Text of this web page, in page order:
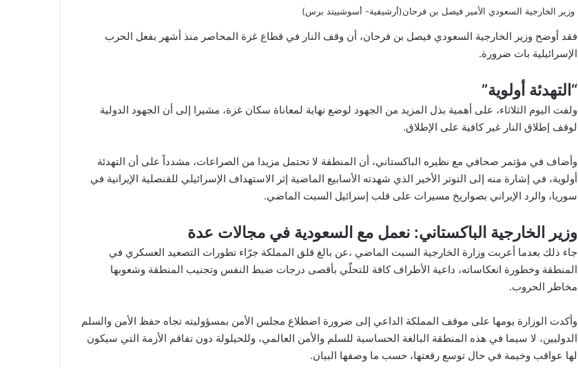
وزير الخارجية السعودي الأمير فيصل بن فرحان(أرشيفية- أسوشييتد برس)
فقد أوضح وزير الخارجية السعودي فيصل بن فرحان، أن وقف النار في قطاع غزة المحاصر منذ أشهر بفعل الحرب
الإسرائيلية بات ضرورة.
“التهدئة أولوية”
ولفت اليوم الثلاثاء، على أهمية بذل المزيد من الجهود لوضع نهاية لمعاناة سكان غزة، مشيرا إلى أن الجهود الدولية
لوقف إطلاق النار غير كافية على الإطلاق.
وأضاف في مؤتمر صحافي مع نظيره الباكستاني، أن المنطقة لا تحتمل مزيدا من الصراعات، مشدداً على أن التهدئة
أولوية، في إشارة منه إلى التوتر الأخير الذي شهدته الأسابيع الماضية إثر الاستهداف الإسرائيلي للقنصلية الإيرانية في
سوريا، والرد الإيراني بصواريخ مسيرات على قلب إسرائيل السبت الماضي.
وزير الخارجية الباكستاني: نعمل مع السعودية في مجالات عدة
جاء ذلك بعدما أعربت وزارة الخارجية السبت الماضي ،عن بالغ قلق المملكة جرّاء تطورات التصعيد العسكري في
المنطقة وخطورة انعكاساته، داعية الأطراف كافة للتحلّي بأقصى درجات ضبط النفس وتجنيب المنطقة وشعوبها
مخاطر الحروب.
وأكدت الوزارة يومها على موقف المملكة الداعي إلى ضرورة اضطلاع مجلس الأمن بمسؤوليته تجاه حفظ الأمن والسلم
الدوليين، لا سيما في هذه المنطقة البالغة الحساسية للسلم والأمن العالمي، وللحيلولة دون تفاقم الأزمة التي سيكون
لها عواقب وخيمة في حال توسع رقعتها، حسب ما وصفها البيان.